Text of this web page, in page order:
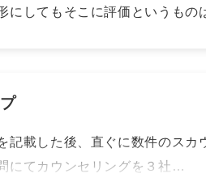
にしてもそこに評価というもの
記載した後、直ぐに数件のス
にてカウンセリングを３社…